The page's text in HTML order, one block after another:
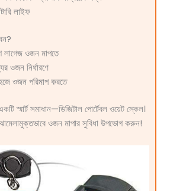
লাইফ
লাগেজ ওজন মাপতে
ওজন নির্ধারণে
ওজন পরিমাপ করতে
স্মার্ট সমাধান—ডিজিটাল পোর্টেবল ওয়েট স্কেল।
ওজন মাপার সুবিধা উপভোগ করুন!